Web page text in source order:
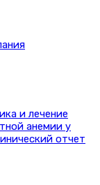
и лечение
анемии у
отчет